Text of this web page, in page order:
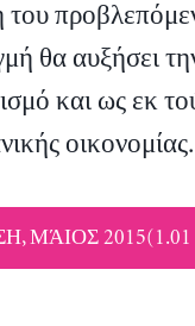
του
θα αυξήσει
και ως εκ
οικονομίας.
ΜΆΙΟΣ 2015(1.01